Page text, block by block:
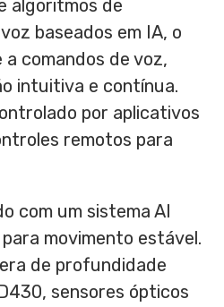
algoritmos de
baseados em IA, o
a comandos de voz,
intuitiva e contínua.
por aplicativos
remotos para
com um sistema AI
movimento estável.
de profundidade
sensores ópticos